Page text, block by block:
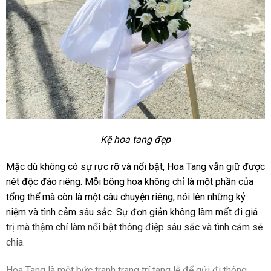
Kệ hoa tang đẹp
Mặc dù không có sự rực rỡ và nổi bật, Hoa Tang vẫn giữ được
nét độc đáo riêng. Mỗi bông hoa không chỉ là một phần của
tổng thể mà còn là một câu chuyện riêng, nói lên những kỷ
niệm và tình cảm sâu sắc. Sự đơn giản không làm mất đi giá
trị mà thậm chí làm nổi bật thông điệp sâu sắc và tình cảm sẻ
chia.